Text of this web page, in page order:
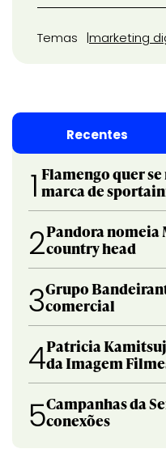
Temas marketing
Recentes
1 Flamengo quer
marca de
2Pandora
country head
3Grupo
comercial
4Patricia
da Imagem
5Campanhas da
conexões